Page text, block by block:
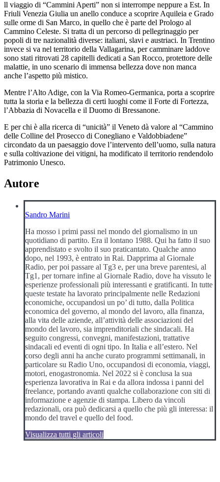
ll viaggio di “Cammini Aperti” non si interrompe neppure a Est. In
Friuli Venezia Giulia un anello conduce a scoprire Aquileia e Grado
sulle orme di San Marco, in quello che è parte del Prologo al
Cammino Celeste. Si tratta di un percorso di pellegrinaggio per
popoli di tre nazionalità diverse: italiani, slavi e austriaci. In Trentino
invece si va nel territorio della Vallagarina, per camminare laddove
sono stati ritrovati 28 capitelli dedicati a San Rocco, protettore delle
malattie, in uno scenario di immensa bellezza dove non manca
anche l’aspetto più mistico.
Mentre l’Alto Adige, con la Via Romeo-Germanica, porta a scoprire
tutta la storia e la bellezza di certi luoghi come il Forte di Fortezza,
l’Abbazia di Novacella e il Duomo di Bressanone.
E per chi è alla ricerca di “unicità” il Veneto dà valore al “Cammino
delle Colline del Prosecco di Conegliano e Valdobbiadene”
circondato da un paesaggio dove l’intervento dell’uomo, sulla natura
e sulla coltivazione dei vitigni, ha modificato il territorio rendendolo
Patrimonio Unesco.
Autore
Sandro Marini
Ha mosso i primi passi nel mondo del giornalismo in un
quotidiano di partito. Era il lontano 1988. Qui ha fatto il suo
apprendistato e svolto il suo praticantato. Qualche anno
dopo, nel 1993, è entrato in Rai. Dapprima al Giornale
Radio, per poi passare al Tg3 e, per una breve parentesi, al
Tg1, per tornare infine al Giornale Radio, dove ha vissuto le
esperienze professionali più interessanti e gratificanti. In tutte
queste testate ha lavorato principalmente nelle Redazioni
economiche, occupandosi un po’ di tutto, dalla Politica
economica del governo, al mondo del lavoro, alla finanza,
alla vita delle aziende, all’attività delle associazioni del
mondo del lavoro, sia imprenditoriali che sindacali. Ha
seguito congressi, convegni, manifestazioni, trattative
sindacali ed eventi di ogni tipo. In Italia e all’estero. Nel
corso degli anni ha anche curato programmi settimanali, in
particolare su Radio Uno, occupandosi di economia, viaggi,
motori, enogastronomia. Nel 2022 si è conclusa la sua
esperienza lavorativa in Rai e da allora indossa i panni del
freelance, portando avanti qualche collaborazione con siti di
informazione e agenzie di stampa. Libero da vincoli
redazionali, ora può dedicarsi a quello che più gli interessa: il
mondo del travel e quello del food.
Visualizza tutti gli articoli